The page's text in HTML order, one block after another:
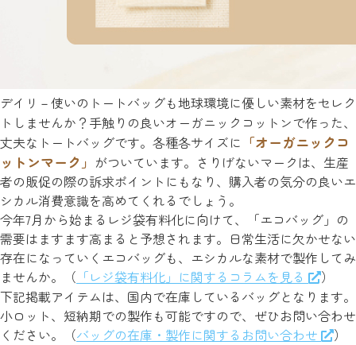
デイリ－使いのトートバッグも地球環境に優しい素材をセレク
トしませんか？手触りの良いオーガニックコットンで作った、
丈夫なトートバッグです。各種各サイズに 「オーガニックコ
ットンマーク」 がついています。さりげないマークは、生産
者の販促の際の訴求ポイントにもなり、購入者の気分の良いエ
シカル消費意識を高めてくれるでしょう。
今年7月から始まるレジ袋有料化に向けて、「エコバッグ」の
需要はますます高まると予想されます。日常生活に欠かせない
存在になっていくエコバッグも、エシカルな素材で製作してみ
ませんか。（ 「レジ袋有料化」に関するコラムを見る
）
下記掲載アイテムは、国内で在庫しているバッグとなります。
小ロット、短納期での製作も可能ですので、ぜひお問い合わせ
ください。（バッグの在庫・製作に関するお問い合わせ ）